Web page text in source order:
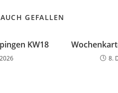
GEFALLEN
KW18
8.